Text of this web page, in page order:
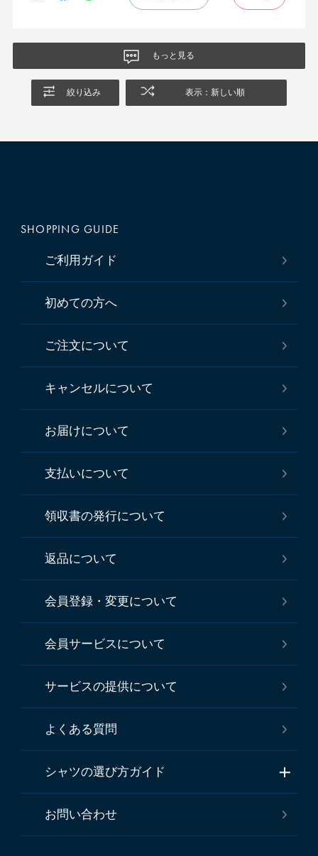
もっと見る
絞り込み 表示：新しい順
SHOPPING GUIDE
ご利用ガイド
初めての方へ
ご注文について
キャンセルについて
お届けについて
支払いについて
領収書の発行について
返品について
会員登録・変更について
会員サービスについて
サービスの提供について
よくある質問
シャツの選び方ガイド
お問い合わせ